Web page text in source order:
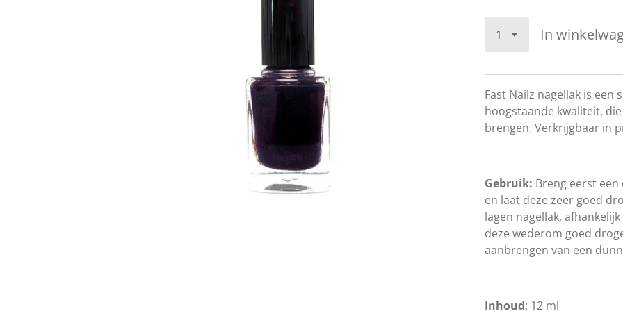
In
Fast Nailz nagellak is een
hoogstaande kwaliteit,
brengen. Verkrijgbaar in
Gebruik: Breng eerst een
en laat deze zeer goed
lagen nagellak,
deze wederom goed
aanbrengen van een
Inhoud: 12 ml